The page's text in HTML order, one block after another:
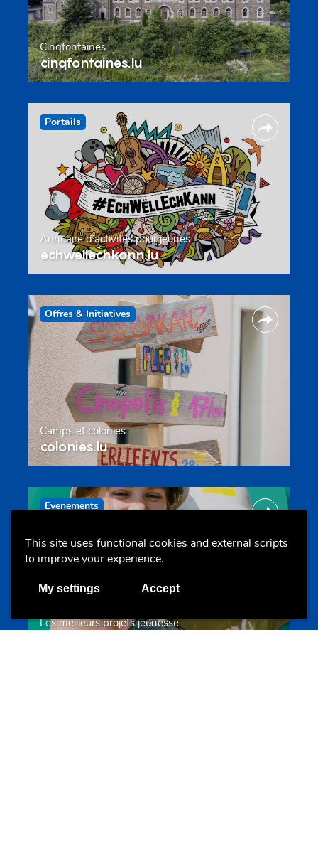
This site uses functional cookies and external scripts
to improve your experience.
My settings Accept
Cinqfontaines
cinqfontaines.lu
Portails
Annuaire d’activités pour jeunes
echwellechkann.lu
Offres & Initiatives
Camps et colonies
colonies.lu
Evenements
Les meilleurs projets jeunesse